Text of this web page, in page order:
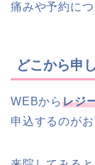
痛みや予約に
どこから申
WEBからレジ
申込するのがお